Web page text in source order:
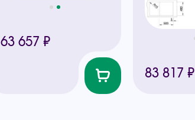
63 657 ₽
83 817 ₽